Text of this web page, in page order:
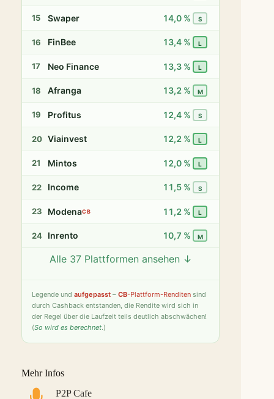
15 Swaper 14,0 % S
16 FinBee 13,4 % L
17 Neo Finance 13,3 % L
18 Afranga 13,2 % M
19 Profitus 12,4 % S
20 Viainvest 12,2 % L
21 Mintos 12,0 % L
22 Income 11,5 % S
23 ModenaCB 11,2 % L
24 Inrento 10,7 % M
Twino 9,8 %
27 PeerBerry 9,2 % S
28 Bondster
Alle 37 Plattformen ansehen ↓
Legende und aufgepasst – CB-Plattform-Renditen sind
durch Cashback entstanden, die Rendite wird sich in
der Regel über die Laufzeit teils deutlich abschwächen!
(So wird es berechnet.)
Mehr Infos
P2P Cafe